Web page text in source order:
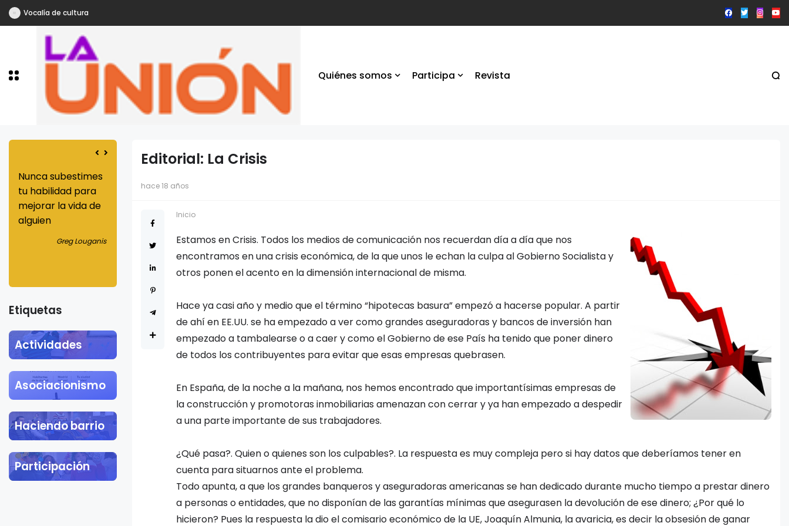
Vocalía de cultura
Quiénes somos Participa Revista
Nunca subestimes
tu habilidad para
mejorar la vida de
alguien
Greg Louganis
provienen de la
superiores a los
que se originan en
la caridad
Khalil Gibran
Etiquetas
Actividades
Asociacionismo
Haciendo barrio
Participación
Editorial: La Crisis
hace 18 años
Inicio
Estamos en Crisis. Todos los medios de comunicación nos recuerdan día a día que nos
encontramos en una crisis económica, de la que unos le echan la culpa al Gobierno Socialista y
otros ponen el acento en la dimensión internacional de misma.
Hace ya casi año y medio que el término “hipotecas basura” empezó a hacerse popular. A partir
de ahí en EE.UU. se ha empezado a ver como grandes aseguradoras y bancos de inversión han
empezado a tambalearse o a caer y como el Gobierno de ese País ha tenido que poner dinero
de todos los contribuyentes para evitar que esas empresas quebrasen.
En España, de la noche a la mañana, nos hemos encontrado que importantísimas empresas de
la construcción y promotoras inmobiliarias amenazan con cerrar y ya han empezado a despedir
a una parte importante de sus trabajadores.
¿Qué pasa?. Quien o quienes son los culpables?. La respuesta es muy compleja pero si hay datos que deberíamos tener en
cuenta para situarnos ante el problema.
Todo apunta, a que los grandes banqueros y aseguradoras americanas se han dedicado durante mucho tiempo a prestar dinero
a personas o entidades, que no disponían de las garantías mínimas que asegurasen la devolución de ese dinero; ¿Por qué lo
hicieron? Pues la respuesta la dio el comisario económico de la UE, Joaquín Almunia, la avaricia, es decir la obsesión de ganar